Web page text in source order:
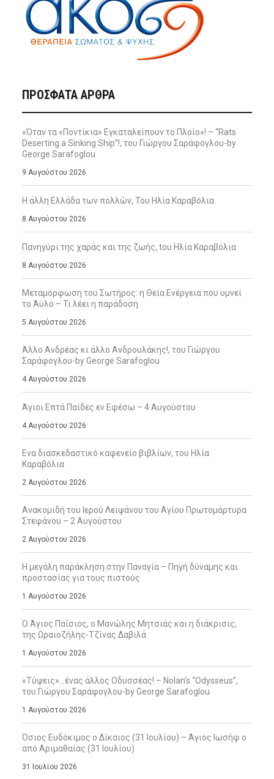
ΠΡΌΣΦΑΤΑ ΆΡΘΡΑ
«Όταν τα «Ποντίκια» Εγκαταλείπουν το Πλοίο»! – “Rats
Deserting a Sinking Ship”!, του Γιώργου Σαράφογλου-by
George Sarafoglou
9 Αυγούστου 2026
Η άλλη Ελλάδα των πολλών, Του Ηλία Καραβόλια
8 Αυγούστου 2026
Πανηγύρι της χαράς και της ζωής, tου Ηλία Καραβόλια
8 Αυγούστου 2026
Μεταμόρφωση του Σωτήρος: η Θεία Ενέργεια που υμνεί
το Άϋλο – Τι λέει η παράδοση
5 Αυγούστου 2026
Άλλο Ανδρέας κι άλλο Ανδρουλάκης!, του Γιώργου
Σαράφογλου-by George Sarafoglou
4 Αυγούστου 2026
Άγιοι Επτά Παίδες εν Εφέσω – 4 Αυγούστου
4 Αυγούστου 2026
Ενα διασκεδαστικό καφενείο βιβλίων, του Ηλία
Καραβόλια
2 Αυγούστου 2026
Ανακομιδή του Ιερού Λειψάνου του Αγίου Πρωτομάρτυρα
Στεφάνου – 2 Αυγούστου
2 Αυγούστου 2026
Η μεγάλη παράκληση στην Παναγία – Πηγή δύναμης και
προστασίας για τους πιστούς
1 Αυγούστου 2026
Ο Άγιος Παΐσιος, ο Μανώλης Μητσιάς και η διάκρισις,
της Ωραιοζήλης-Τζίνας Δαβιλά
1 Αυγούστου 2026
«Τύψεις»…ένας άλλος Οδυσσέας! – Nolan’s “Odysseus”,
του Γιώργου Σαράφογλου-by George Sarafoglou
1 Αυγούστου 2026
Όσιος Ευδόκιμος ο Δίκαιος (31 Ιουλίου) – Άγιος Ιωσήφ ο
από Αριμαθαίας (31 Ιουλίου)
31 Ιουλίου 2026